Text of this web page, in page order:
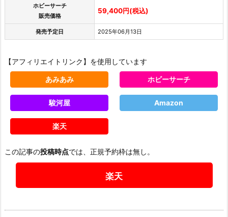
ホビーサーチ
販売価格
59,400円(税込)
発売予定日 2025年06月13日
【アフィリエイトリンク】を使用しています
あみあみ ホビーサーチ
駿河屋 Amazon
楽天
この記事の投稿時点では、正規予約枠は無し。
楽天